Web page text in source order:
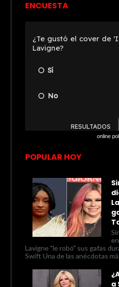
ENCUESTA
online
POPULAR HOY
Lavigne "le robó" sus gafas
Swift Una de las anécdotas
a